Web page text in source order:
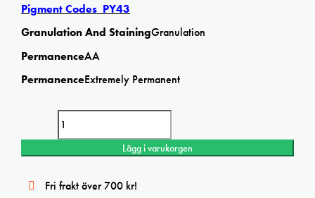
Pigment Codes PY43
Granulation And StainingGranulation
PermanenceAA
PermanenceExtremely Permanent
Lägg i varukorgen
Fri frakt över 700 kr!